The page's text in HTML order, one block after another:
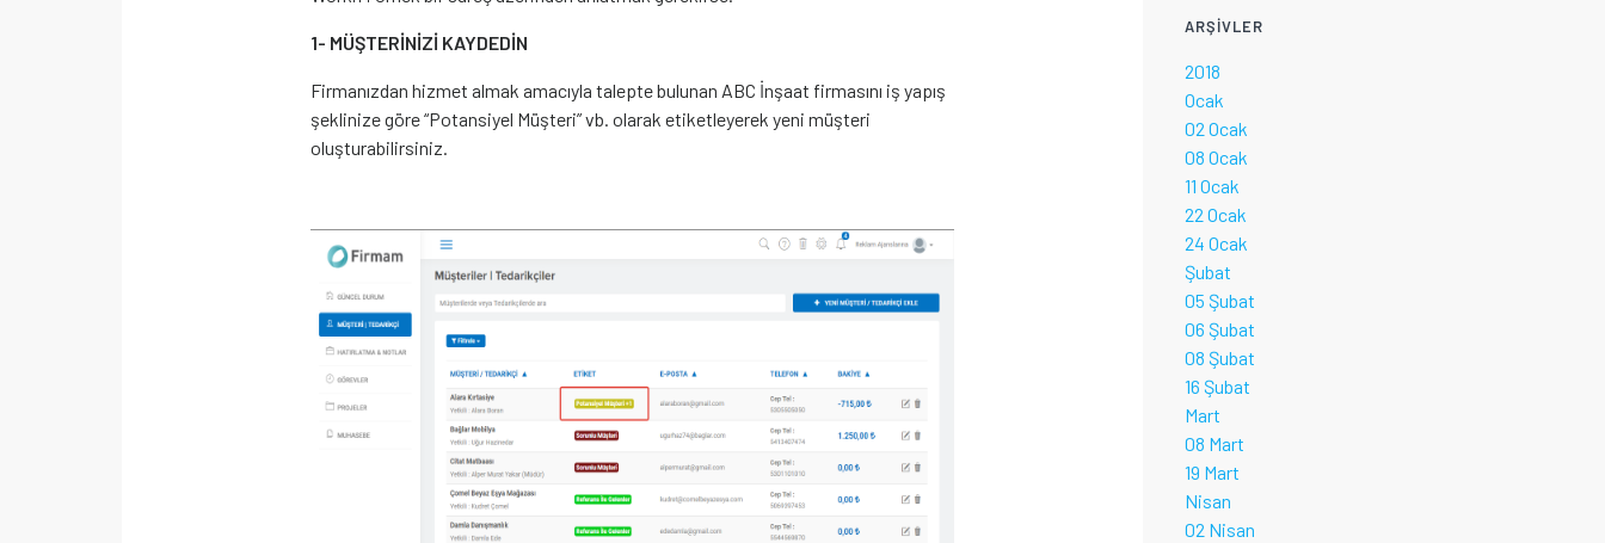
1- MÜŞTERİNİZİ KAYDEDİN
Firmanızdan hizmet almak amacıyla talepte bulunan ABC İnşaat firmasını iş yapış
şeklinize göre “Potansiyel Müşteri” vb. olarak etiketleyerek yeni müşteri
oluşturabilirsiniz.
ARŞIVLER
2018
Ocak
02 Ocak
08 Ocak
11 Ocak
22 Ocak
24 Ocak
Şubat
05 Şubat
06 Şubat
08 Şubat
16 Şubat
Mart
08 Mart
19 Mart
Nisan
02 Nisan